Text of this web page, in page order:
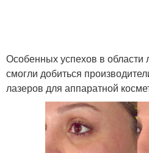
Особенных успехов в области
смогли добиться
лазеров для аппаратной